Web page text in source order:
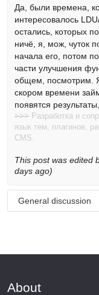
Да, были времена,
интересовалось
остались, которых
ничё, я, мож, чуток
начала его, потом
части улучшения
общем, посмотрим. Я
скором времени
появятся
>>> Разработка и
язык тем, плагинов,
CMS.
This post was edited
days ago)
About